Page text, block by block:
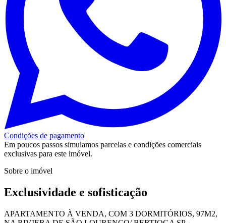
Condições de pagamento
Em poucos passos simulamos parcelas e condições comerciais
exclusivas para este imóvel.
Sobre o imóvel
Exclusividade e sofisticação
APARTAMENTO À VENDA, COM 3 DORMITÓRIOS, 97M2,